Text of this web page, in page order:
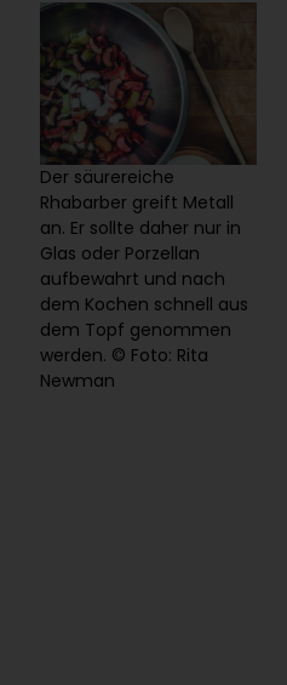
Der säurereiche
Rhabarber greift Metall
an. Er sollte daher nur in
Glas oder Porzellan
aufbewahrt und nach
dem Kochen schnell aus
dem Topf genommen
werden. © Foto: Rita
Newman